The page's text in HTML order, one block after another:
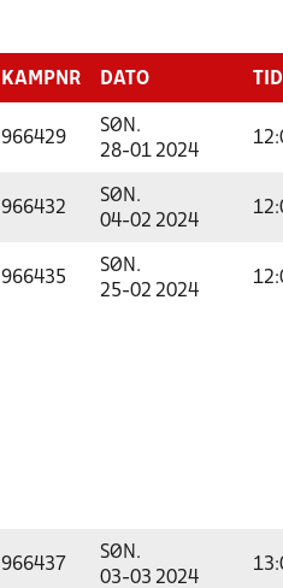
KAMPNR DATO TID
966429
SØN.
28-01 2024
966432
SØN.
04-02 2024
966435
SØN.
25-02 2024
966437
SØN.
03-03 2024